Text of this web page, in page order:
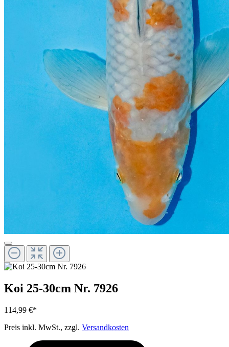
Koi 25-30cm Nr. 7926
114,99 €*
Preis inkl. MwSt., zzgl. Versandkosten